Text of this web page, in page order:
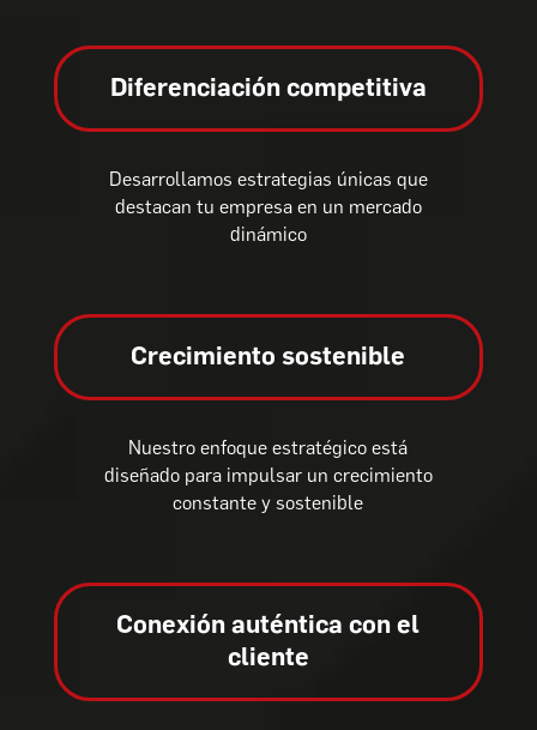
Diferenciación competitiva
Desarrollamos estrategias únicas que
destacan tu empresa en un mercado
dinámico
Crecimiento sostenible
Nuestro enfoque estratégico está
diseñado para impulsar un crecimiento
constante y sostenible
Conexión auténtica con el
cliente